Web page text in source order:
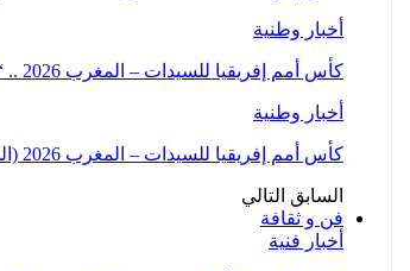
أخبار وطنية
كأس أمم إفريقيا للسيدات – المغرب 2026 .. “لبؤات الأطلس” يواجهن…
أخبار وطنية
كأس أمم إفريقيا للسيدات – المغرب 2026 (المجموعة الأولى/الجولة الثانية)..المنتخب…
السابق التالي
فن و ثقافة
أخبار فنية